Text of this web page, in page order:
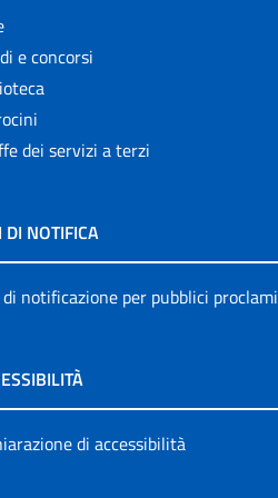
e concorsi
dei servizi a terzi
DI NOTIFICA
notificazione per pubblici proclami
di accessibilità